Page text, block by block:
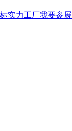
实力工厂我要参展